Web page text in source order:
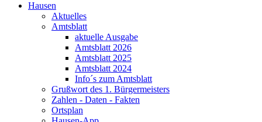
Hausen
Aktuelles
Amtsblatt
aktuelle Ausgabe
Amtsblatt 2026
Amtsblatt 2025
Amtsblatt 2024
Info´s zum Amtsblatt
Grußwort des 1. Bürgermeisters
Zahlen - Daten - Fakten
Ortsplan